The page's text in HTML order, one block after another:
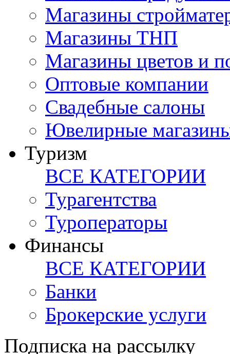
Магазины
Магазины ТНП
Магазины цветов и
Оптовые компании
Свадебные салоны
Ювелирные
Туризм
ВСЕ КАТЕГОРИИ
Турагентства
Туроператоры
Финансы
ВСЕ КАТЕГОРИИ
Банки
Брокерские услуги
Подписка на рассылку